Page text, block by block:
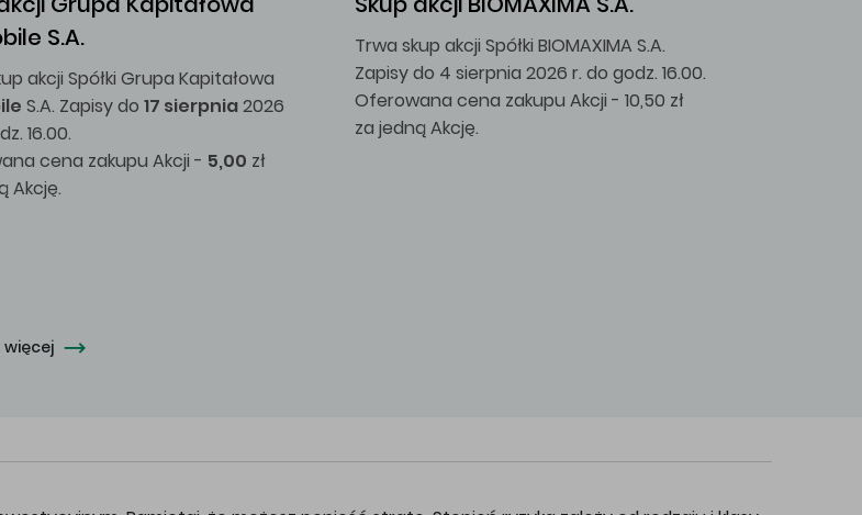
S.A.
akcji Spółki Grupa Kapitałowa
S.A. Zapisy do 17 sierpnia2026
16.00.
cena zakupu Akcji - 5,00 zł
Akcję.
Trwa skup akcji Spółki BIOMAXIMA S.A.
Zapisy do 4 sierpnia 2026 r. do godz. 16.00.
Oferowana cena zakupu Akcji - 10,50 zł
za jedną Akcję.